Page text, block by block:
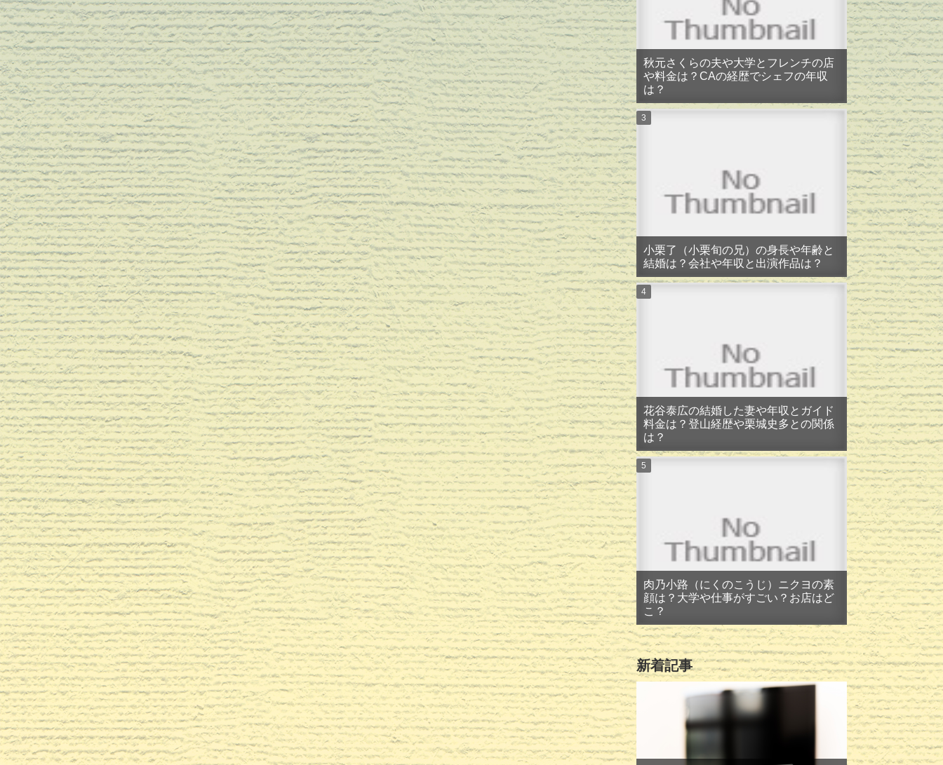
秋元さくらの夫や大学とフレンチの店
や料金は？CAの経歴でシェフの年収
は？
小栗了（小栗旬の兄）の身長や年齢と
結婚は？会社や年収と出演作品は？
花谷泰広の結婚した妻や年収とガイド
料金は？登山経歴や栗城史多との関係
は？
肉乃小路（にくのこうじ）ニクヨの素
顔は？大学や仕事がすごい？お店はど
こ？
新着記事